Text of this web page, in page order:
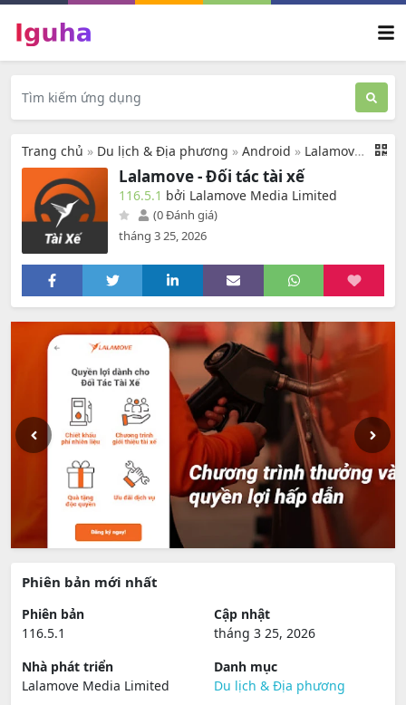
Trang chủ » Du lịch & Địa phương » Android » Lalamove - Đối tác tài xế
Lalamove - Đối tác tài xế
116.5.1 bởi Lalamove Media Limited
(0 Đánh giá)
tháng 3 25, 2026
Phiên bản mới nhất
Phiên bản
116.5.1
Cập nhật
tháng 3 25, 2026
Nhà phát triển
Lalamove Media Limited
Danh mục
Du lịch & Địa phương